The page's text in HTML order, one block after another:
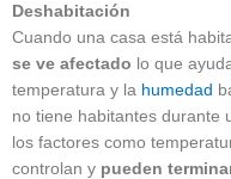
Deshabitación
Cuando una casa está
se ve afectado lo que
temperatura y la humedad
no tiene habitantes durante
los factores como
controlan y pueden